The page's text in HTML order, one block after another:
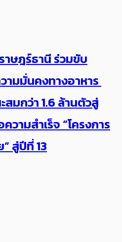
ษฎร์ธานี ร่วมขับ
มมั่นคงทางอาหาร
มกว่า 1.6 ล้านตัวสู่
วามสำเร็จ “โครงการ
สู่ปีที่ 13